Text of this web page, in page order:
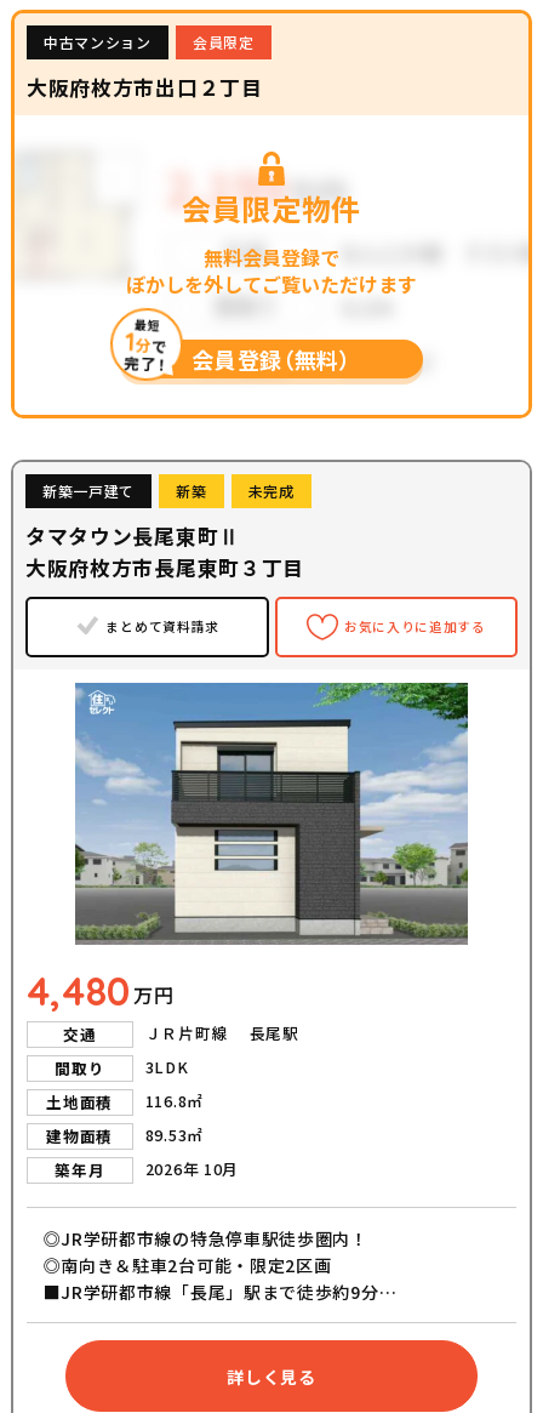
中古マンション 会員限定
大阪府枚方市出口２丁目
会員限定物件
無料会員登録で
ぼかしを外してご覧いただけます
最短
1分で
完了！ 会員登録（無料）
新築一戸建て 新築 未完成
タマタウン長尾東町Ⅱ
大阪府枚方市長尾東町３丁目
まとめて資料請求 お気に入りに追加する
4,480万円
交通
ＪＲ片町線 長尾駅
間取り
3LDK
土地面積
116.8㎡
建物面積
89.53㎡
築年月
2026年 10月
◎JR学研都市線の特急停車駅徒歩圏内！
◎南向き＆駐車2台可能・限定2区画
■JR学研都市線「長尾」駅まで徒歩約9分
■JR学研都市線「松井山手」駅まで徒歩約19分
■枚方市立菅原東小学校まで徒歩約18分
■カウンター付きスキップフロア
■吹き抜けを設けた明るいリビング
詳しく見る